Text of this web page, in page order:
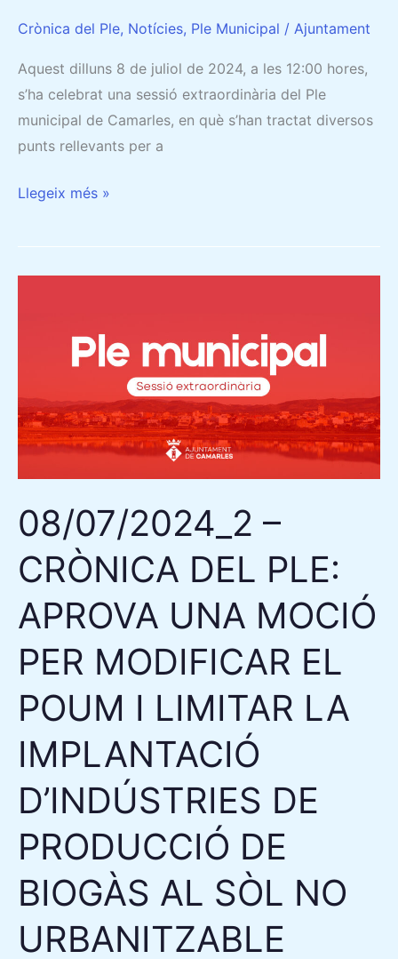
Crònica del Ple, Notícies, Ple Municipal / Ajuntament
Aquest dilluns 8 de juliol de 2024, a les 12:00 hores,
s’ha celebrat una sessió extraordinària del Ple
municipal de Camarles, en què s’han tractat diversos
punts rellevants per a
Llegeix més »
08/07/2024_2 –
CRÒNICA DEL PLE:
APROVA UNA MOCIÓ
PER MODIFICAR EL
POUM I LIMITAR LA
IMPLANTACIÓ
D’INDÚSTRIES DE
PRODUCCIÓ DE
BIOGÀS AL SÒL NO
URBANITZABLE
CRÒNICA
APROVA
UNA
MODIFICAR
POUM
LIMITAR
LA
IMPLANTACIÓ
D’INDÚSTRIES
DE
PRODUCCIÓ
BIOGÀS
SÒL
NO
URBANITZABLE